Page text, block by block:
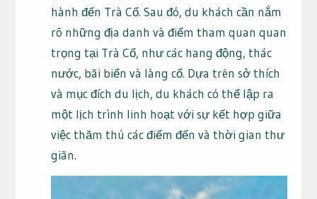
hành đến Trà Cổ. Sau đó, du khách cần nắm
rõ những địa danh và điểm tham quan quan
trọng tại Trà Cổ, như các hang động, thác
nước, bãi biển và làng cổ. Dựa trên sở thích
và mục đích du lịch, du khách có thể lập ra
một lịch trình linh hoạt với sự kết hợp giữa
việc thăm thú các điểm đến và thời gian thư
giãn.